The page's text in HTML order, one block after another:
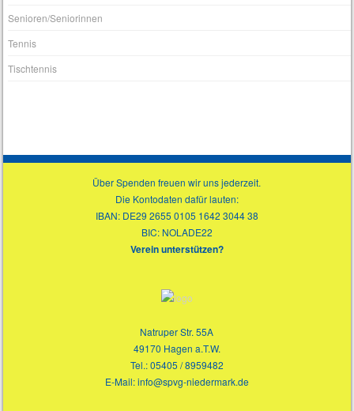
Senioren/Seniorinnen
Tennis
Tischtennis
Über Spenden freuen wir uns jederzeit.
Die Kontodaten dafür lauten:
IBAN: DE29 2655 0105 1642 3044 38
BIC: NOLADE22
Verein unterstützen?
Natruper Str. 55A
49170 Hagen a.T.W.
Tel.: 05405 / 8959482
E-Mail: info@spvg-niedermark.de